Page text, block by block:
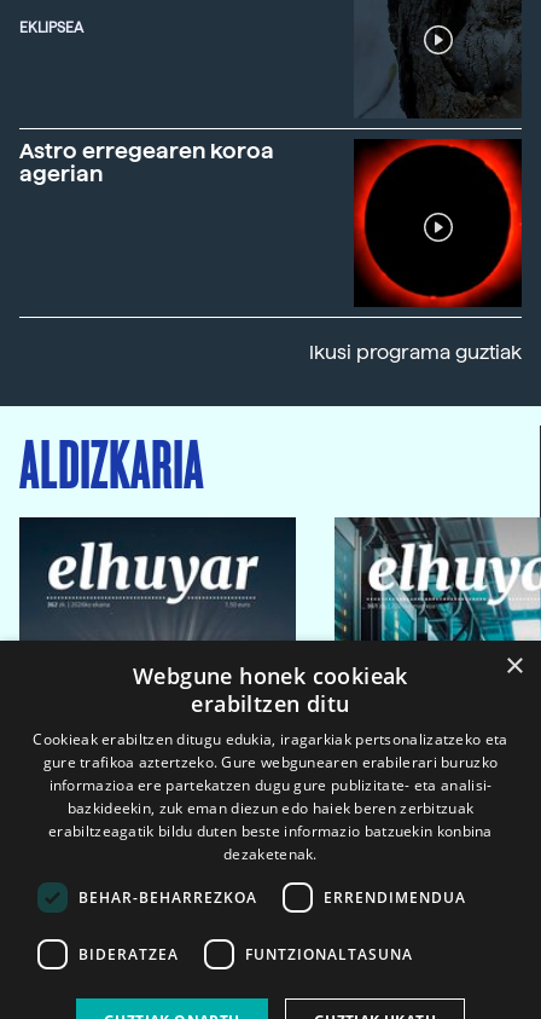
EKLIPSEA
Astro erregearen koroa
agerian
Ikusi programa guztiak
ALDIZKARIA
2026ko eka. 1a 2026ko mar. 1a
×
Webgune honek cookieak
erabiltzen ditu
Cookieak erabiltzen ditugu edukia, iragarkiak pertsonalizatzeko eta
gure trafikoa aztertzeko. Gure webgunearen erabilerari buruzko
informazioa ere partekatzen dugu gure publizitate- eta analisi-
bazkideekin, zuk eman diezun edo haiek beren zerbitzuak
erabiltzeagatik bildu duten beste informazio batzuekin konbina
dezaketenak.
BEHAR-BEHARREZKOA ERRENDIMENDUA
BIDERATZEA FUNTZIONALTASUNA